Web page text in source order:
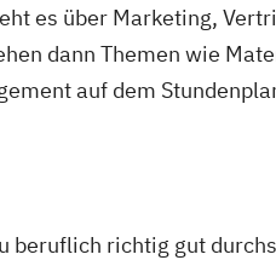
es über Marketing,
dann Themen wie
auf dem
beruflich richtig gut